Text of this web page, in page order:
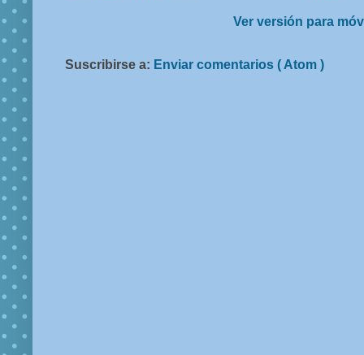
Ver versión para
Suscribirse a: Enviar comentarios ( Atom )